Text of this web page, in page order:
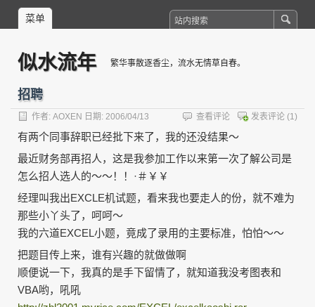
菜单
似水流年 繁华事散逐香尘，流水无情草自春。
招聘
作者: AOXEN 日期: 2006/04/13 发表评论 (1)
查看评论
有两个同事辞职已经批下来了，我的还没结果～
最近财务部再招人，这是我参加工作以来第一次了解公司是
怎么招人选人的～～！！·＃￥￥
经理叫我出EXCLE机试题，看来我也要走人的份，就不难为
那些小丫头了，呵呵～
我的六道EXCEL小题，竟成了录用的主要标准，怕怕～～
把题目传上来，谁有兴趣的就做做啊
顺便说一下，我真的是手下留情了，就知道我没考图表和
VBA哟，吼吼